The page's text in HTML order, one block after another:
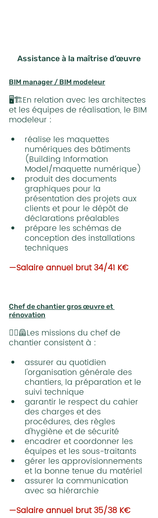
Assistance à la maîtrise d’œuvre
BIM manager / BIM modeleur
🖥️🏗️En relation avec les architectes
et les équipes de réalisation, le BIM
modeleur :
réalise les maquettes
numériques des bâtiments
(Building Information
Model/maquette numérique)
produit des documents
graphiques pour la
présentation des projets aux
clients et pour le dépôt de
déclarations préalables
prépare les schémas de
conception des installations
techniques
—Salaire annuel brut 34/41 K€
Chef de chantier gros œuvre et
rénovation
👷‍♂️🦺Les missions du chef de
chantier consistent à :
assurer au quotidien
l'organisation générale des
chantiers, la préparation et le
suivi technique
garantir le respect du cahier
des charges et des
procédures, des règles
d'hygiène et de sécurité
encadrer et coordonner les
équipes et les sous-traitants
gérer les approvisionnements
et la bonne tenue du matériel
assurer la communication
avec sa hiérarchie
—Salaire annuel brut 35/38 K€